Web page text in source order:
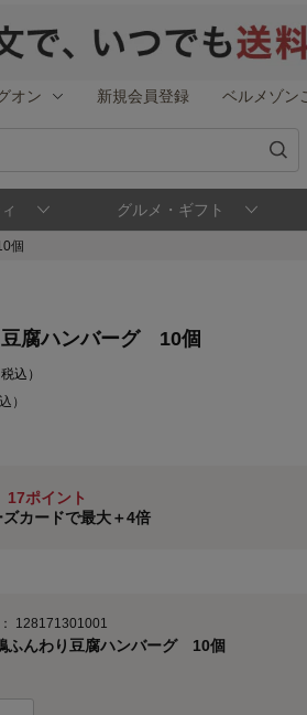
オン 新規会員登録 ベルメゾン
グルメ・ギフト
個
腐ハンバーグ 10個
税込）
）
17ポイント
カードで最大＋4倍
料無料・返品引取無料！
品引取無料（JCBのみ）
算ポイントはステージ倍率適用前の基本ポイント
128171301001
ふんわり豆腐ハンバーグ 10個